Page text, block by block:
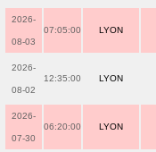
2026-
08-03
07:05:00 LYON
2026-
08-02
12:35:00 LYON
2026-
07-30
06:20:00 LYON